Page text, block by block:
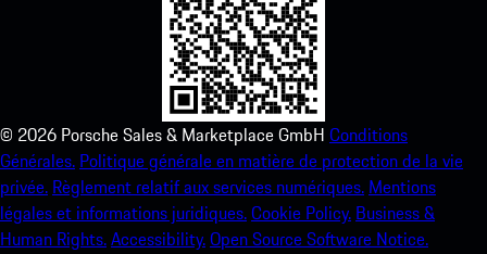
© 2026 Porsche Sales & Marketplace GmbH Conditions
Générales. Politique générale en matière de protection de la vie
privée. Règlement relatif aux services numériques. Mentions
légales et informations juridiques.Cookie Policy. Business &
Human Rights.Accessibility.Open Source Software Notice.